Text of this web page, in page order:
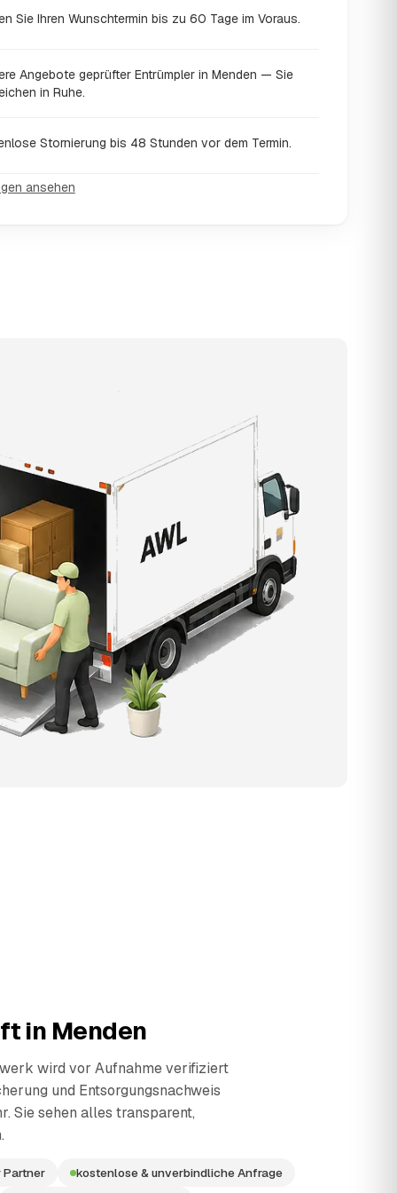
Sie Ihren Wunschtermin bis zu 60 Tage im Voraus.
Angebote geprüfter Entrümpler in Menden — Sie
in Ruhe.
Stornierung bis 48 Stunden vor dem Termin.
ansehen
in Menden
wird vor Aufnahme verifiziert
und Entsorgungsnachweis
Sie sehen alles transparent,
Partner kostenlose & unverbindliche Anfrage